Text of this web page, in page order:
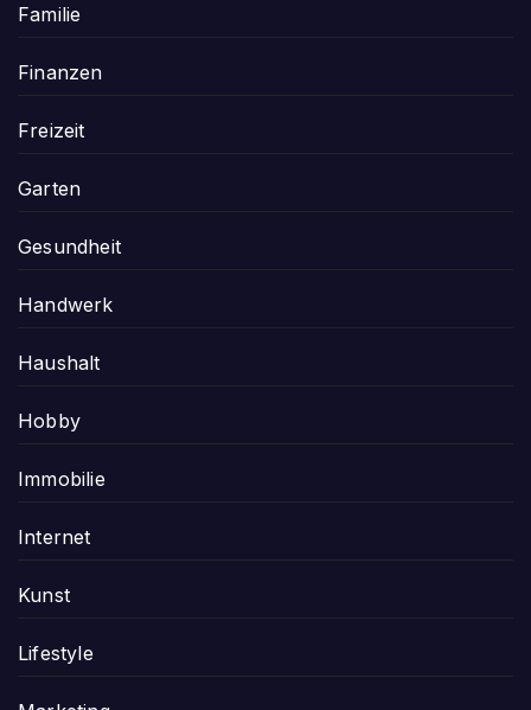
Familie
Finanzen
Freizeit
Garten
Gesundheit
Handwerk
Haushalt
Hobby
Immobilie
Internet
Kunst
Lifestyle